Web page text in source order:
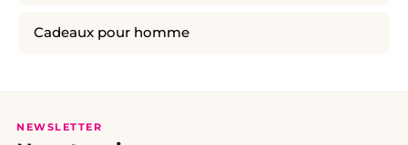
Cadeaux pour homme
NEWSLETTER